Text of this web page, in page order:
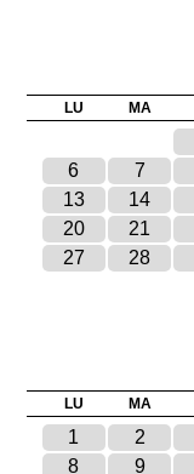
LU MA
6
7
13
14
20
21
27
28
LU MA
1 2
8
9